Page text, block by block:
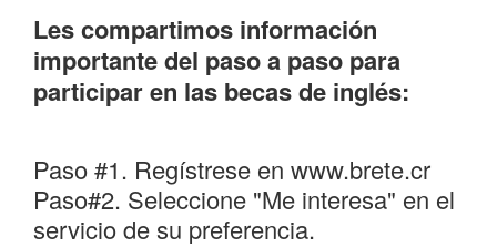
Les compartimos información
importante del paso a paso para
participar en las becas de inglés:
Paso #1. Regístrese en www.brete.cr
Paso#2. Seleccione "Me interesa" en el
servicio de su preferencia.